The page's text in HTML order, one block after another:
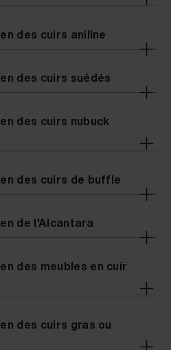
des cuirs aniline
des cuirs suédés
des cuirs nubuck
des cuirs de buffle
de l'Alcantara
des meubles en cuir
des cuirs gras ou